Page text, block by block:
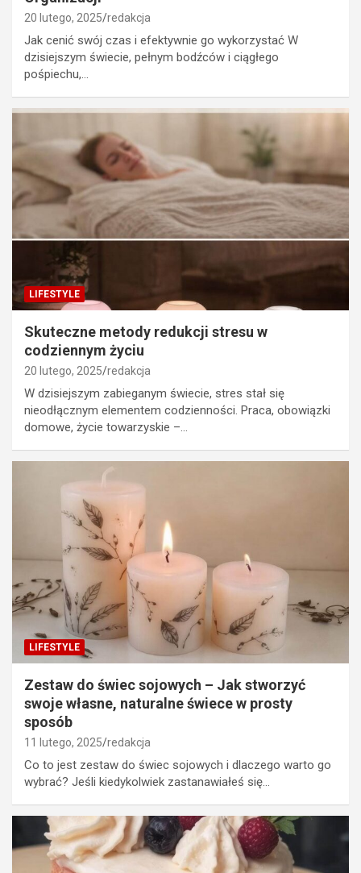
20 lutego, 2025 redakcja
Jak cenić swój czas i efektywnie go wykorzystać W
dzisiejszym świecie, pełnym bodźców i ciągłego
pośpiechu,…
LIFESTYLE
Skuteczne metody redukcji stresu w
codziennym życiu
20 lutego, 2025 redakcja
W dzisiejszym zabieganym świecie, stres stał się
nieodłącznym elementem codzienności. Praca, obowiązki
domowe, życie towarzyskie –…
LIFESTYLE
Zestaw do świec sojowych – Jak stworzyć
swoje własne, naturalne świece w prosty
sposób
11 lutego, 2025 redakcja
Co to jest zestaw do świec sojowych i dlaczego warto go
wybrać? Jeśli kiedykolwiek zastanawiałeś się…